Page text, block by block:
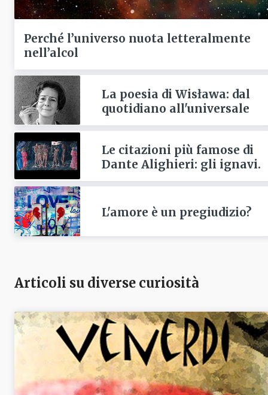
Perché l’universo nuota letteralmente
nell’alcol
La poesia di Wisława: dal
quotidiano all'universale
Le citazioni più famose di
Dante Alighieri: gli ignavi.
L'amore è un pregiudizio?
Articoli su diverse curiosità